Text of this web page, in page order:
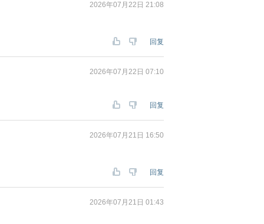
2026年07月22日 21:08
回复
2026年07月22日 07:10
回复
2026年07月21日 16:50
回复
2026年07月21日 01:43